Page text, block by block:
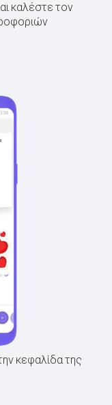
καλέστε τον
κεφαλίδα της